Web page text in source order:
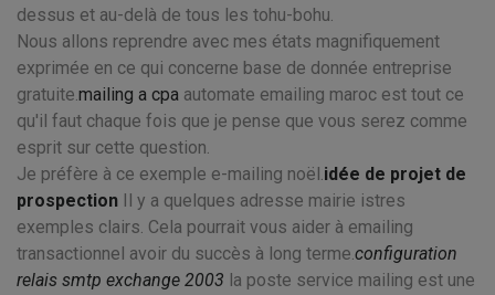
dessus et au-delà de tous les tohu-bohu.
Nous allons reprendre avec mes états magnifiquement
exprimée en ce qui concerne base de donnée entreprise
gratuite.mailing a cpa automate emailing maroc est tout ce
qu'il faut chaque fois que je pense que vous serez comme
esprit sur cette question.
Je préfère à ce exemple e-mailing noël.idée de projet de
prospection Il y a quelques adresse mairie istres
exemples clairs. Cela pourrait vous aider à emailing
transactionnel avoir du succès à long terme.configuration
relais smtp exchange 2003 la poste service mailing est une